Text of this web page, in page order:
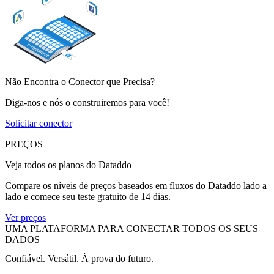
Não Encontra o Conector que Precisa?
Diga-nos e nós o construiremos para você!
Solicitar conector
PREÇOS
Veja todos os planos do Dataddo
Compare os níveis de preços baseados em fluxos do Dataddo lado a
lado e comece seu teste gratuito de 14 dias.
Ver preços
UMA PLATAFORMA PARA CONECTAR TODOS OS SEUS
DADOS
Confiável. Versátil. À prova do futuro.